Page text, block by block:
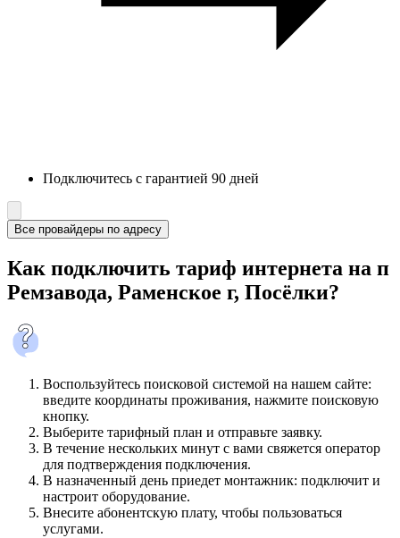
Подключитесь с гарантией 90 дней
Все провайдеры по адресу
Как подключить тариф интернета на п
Ремзавода, Раменское г, Посёлки?
Воспользуйтесь поисковой системой на нашем сайте:
введите координаты проживания, нажмите поисковую
кнопку.
Выберите тарифный план и отправьте заявку.
В течение нескольких минут с вами свяжется оператор
для подтверждения подключения.
В назначенный день приедет монтажник: подключит и
настроит оборудование.
Внесите абонентскую плату, чтобы пользоваться
услугами.